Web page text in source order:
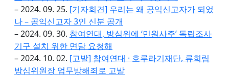
– 2024. 09. 25. [기자회견] 우리는 왜 공익신고자가 되었
나 – 공익신고자 3인 신분 공개
– 2024. 09. 30. 참여연대, 방심위에 ‘민원사주’ 독립조사
기구 설치 위한 면담 요청해
– 2024. 10. 02. [고발] 참여연대 · 호루라기재단, 류희림
방심위원장 업무방해죄로 고발